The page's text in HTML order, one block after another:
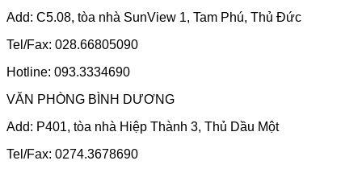
Add: C5.08, tòa nhà SunView 1, Tam Phú, Thủ Đức
Tel/Fax: 028.66805090
Hotline: 093.3334690
VĂN PHÒNG BÌNH DƯƠNG
Add: P401, tòa nhà Hiệp Thành 3, Thủ Dầu Một
Tel/Fax: 0274.3678690